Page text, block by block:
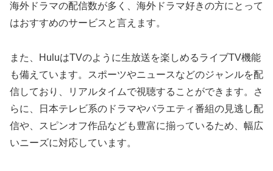
海外ドラマの配信数が多く、海外ドラマ好きの方にとって
はおすすめのサービスと言えます。
また、HuluはTVのように生放送を楽しめるライブTV機能
も備えています。スポーツやニュースなどのジャンルを配
信しており、リアルタイムで視聴することができます。さ
らに、日本テレビ系のドラマやバラエティ番組の見逃し配
信や、スピンオフ作品なども豊富に揃っているため、幅広
いニーズに対応しています。